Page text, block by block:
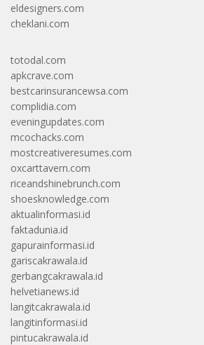
eldesigners.com
cheklani.com
totodal.com
apkcrave.com
bestcarinsurancewsa.com
complidia.com
eveningupdates.com
mcochacks.com
mostcreativeresumes.com
oxcarttavern.com
riceandshinebrunch.com
shoesknowledge.com
aktualinformasi.id
faktadunia.id
gapurainformasi.id
gariscakrawala.id
gerbangcakrawala.id
helvetianews.id
langitcakrawala.id
langitinformasi.id
pintucakrawala.id